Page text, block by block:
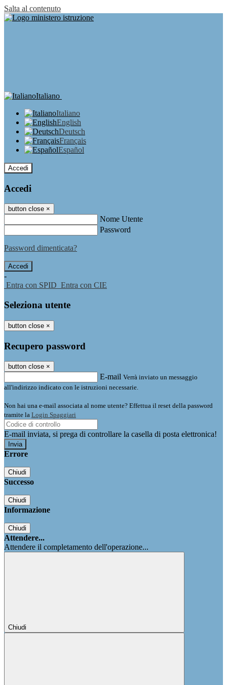
Salta al contenuto
Italiano
Italiano
English
Deutsch
Français
Español
Accedi
Accedi
button close ×
Nome Utente
Password
Password dimenticata?
-
Entra con SPID Entra con CIE
Seleziona utente
button close ×
Recupero password
button close ×
E-mail Verrà inviato un messaggio
all'indirizzo indicato con le istruzioni necessarie.
Non hai una e-mail associata al nome utente? Effettua il reset della password
tramite la Login Spaggiari
E-mail inviata, si prega di controllare la casella di posta elettronica!
Errore
Chiudi
Successo
Chiudi
Informazione
Chiudi
Attendere...
Attendere il completamento dell'operazione...
Chiudi